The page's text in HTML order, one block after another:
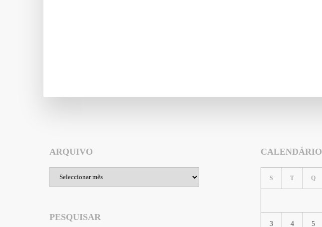
ARQUIVO
Arquivo
PESQUISAR
CALENDÁRIO
S T Q
3 4 5